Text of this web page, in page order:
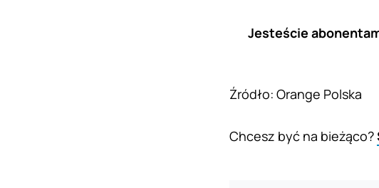
Jesteście
Źródło: Orange Polska
Chcesz być na bieżąco?